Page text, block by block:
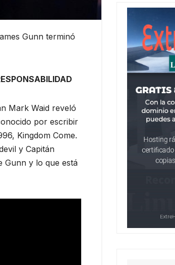
Gunn terminó
Mark Waid reveló
por escribir
Kingdom Come.
y Capitán
Gunn y lo que está